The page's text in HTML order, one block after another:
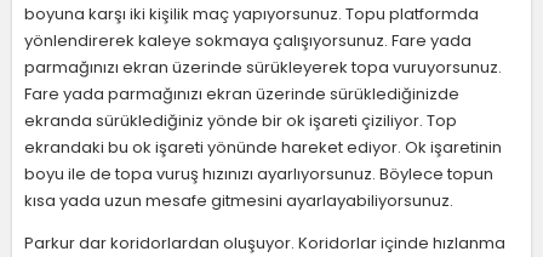
boyuna karşı iki kişilik maç yapıyorsunuz. Topu platformda
yönlendirerek kaleye sokmaya çalışıyorsunuz. Fare yada
parmağınızı ekran üzerinde sürükleyerek topa vuruyorsunuz.
Fare yada parmağınızı ekran üzerinde sürüklediğinizde
ekranda sürüklediğiniz yönde bir ok işareti çiziliyor. Top
ekrandaki bu ok işareti yönünde hareket ediyor. Ok işaretinin
boyu ile de topa vuruş hızınızı ayarlıyorsunuz. Böylece topun
kısa yada uzun mesafe gitmesini ayarlayabiliyorsunuz.
Parkur dar koridorlardan oluşuyor. Koridorlar içinde hızlanma